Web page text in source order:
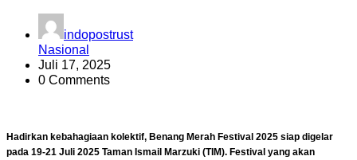
indopostrust
Nasional
Juli 17, 2025
0 Comments
Hadirkan kebahagiaan kolektif, Benang Merah Festival 2025 siap digelar
pada 19-21 Juli 2025 Taman Ismail Marzuki (TIM). Festival yang akan